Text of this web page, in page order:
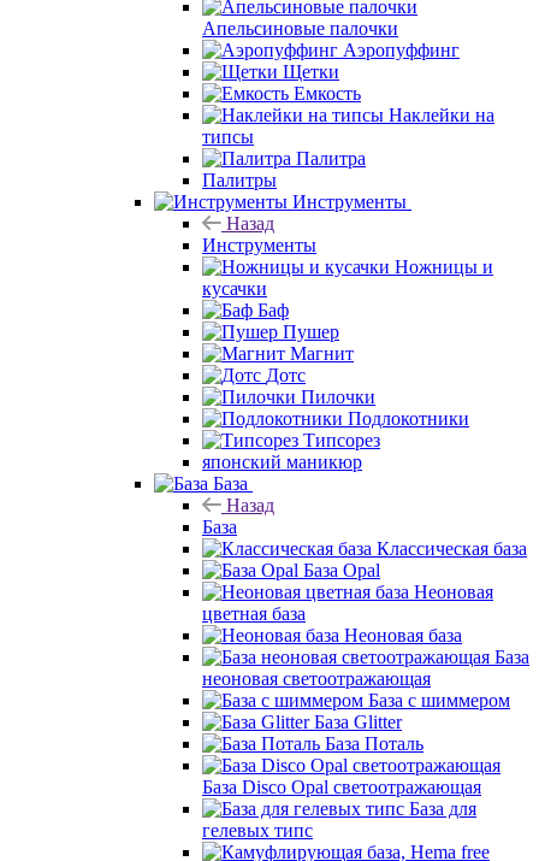
Апельсиновые палочки
Аэропуффинг
Щетки
Емкость
Наклейки на
типсы
Палитра
Палитры
Инструменты
Назад
Инструменты
Ножницы и
кусачки
Баф
Пушер
Магнит
Дотс
Пилочки
Подлокотники
Типсорез
японский маникюр
База
Назад
База
Классическая база
База Opal
Неоновая
цветная база
Неоновая база
База
неоновая светоотражающая
База с шиммером
База Glitter
База Поталь
База Disco Opal светоотражающая
База для
гелевых типс